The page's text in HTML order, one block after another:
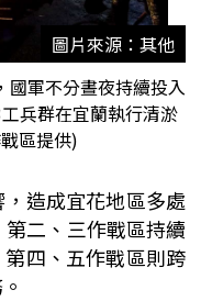
圖片來源：其他
國軍不分晝夜持續投入
兵群在宜蘭執行清淤
區提供)
造成宜花地區多處
二、三作戰區持續
四、五作戰區則跨